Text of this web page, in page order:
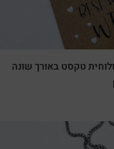
טקסט באורך שונה